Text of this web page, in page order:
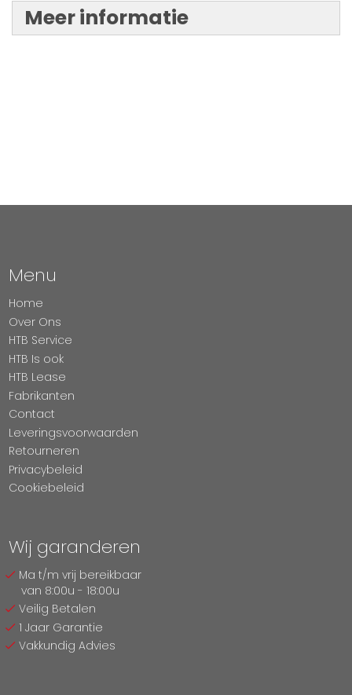
Meer informatie
Menu
Home
Over Ons
HTB Service
HTB Is ook
HTB Lease
Fabrikanten
Contact
Leveringsvoorwaarden
Retourneren
Privacybeleid
Cookiebeleid
Wij garanderen
Ma t/m vrij bereikbaar
van 8:00u - 18:00u
Veilig Betalen
1 Jaar Garantie
Vakkundig Advies